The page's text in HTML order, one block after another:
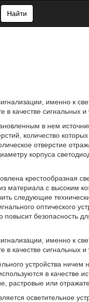
Найти
именно к
качестве сигнальных и
в нем
количество которых
отверстие
корпуса
крестообразная
материала с высоким
следующие
оптического
безопасность
именно к
качестве сигнальных и
устройства ничем
в качестве
растровые или
осветительное